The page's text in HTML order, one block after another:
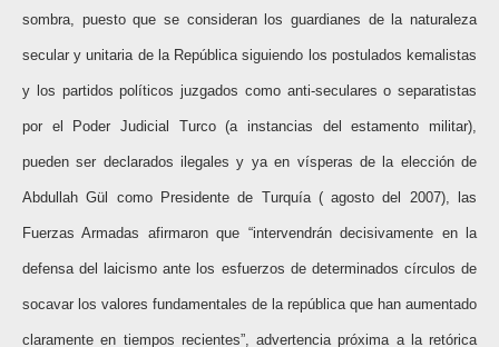
sombra, puesto que se consideran los guardianes de la naturaleza
secular y unitaria de la República siguiendo los postulados kemalistas
y los partidos políticos juzgados como anti-seculares o separatistas
por el Poder Judicial Turco (a instancias del estamento militar),
pueden ser declarados ilegales y ya en vísperas de la elección de
Abdullah Gül como Presidente de Turquía ( agosto del 2007), las
Fuerzas Armadas afirmaron que “intervendrán decisivamente en la
defensa del laicismo ante los esfuerzos de determinados círculos de
socavar los valores fundamentales de la república que han aumentado
claramente en tiempos recientes”, advertencia próxima a la retórica